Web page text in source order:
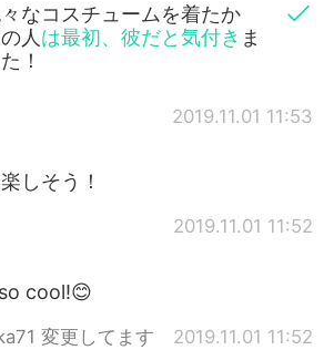
なコスチュームを着たか
人 は最初、彼だと気付き ま
！
2019.11.01 11:53
しそう！
2019.11.01 11:52
cool!😊
変更してます 2019.11.01 11:52